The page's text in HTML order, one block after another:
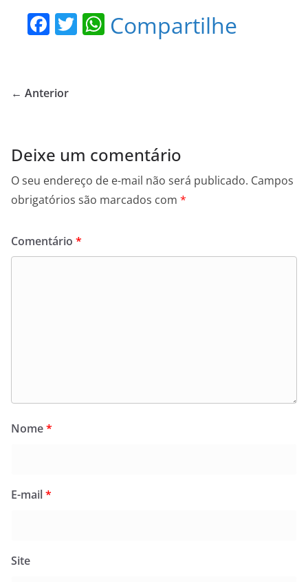
F
e
o
k
T W
p
Compartilhe
← Anterior
Deixe um comentário
O seu endereço de e-mail não será publicado. Campos
obrigatórios são marcados com *
Comentário *
Nome*
E-mail*
Site